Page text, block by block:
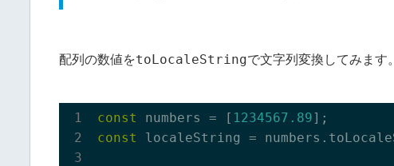
配列の数値をtoLocaleStringで文字列変換してみます。
const numbers = [ 1234567.89
const
localeString =